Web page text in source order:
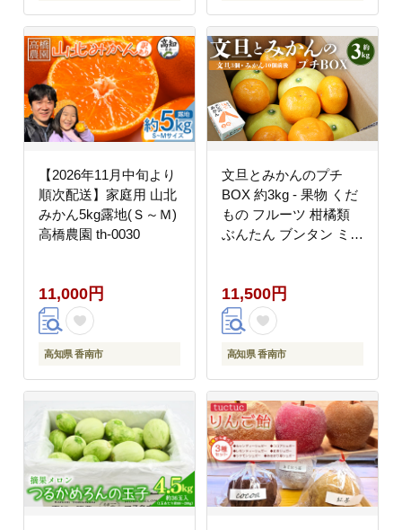
【2026年11月中旬より
順次配送】家庭用 山北
みかん5kg露地(Ｓ～Ｍ)
高橋農園 th-0030
11,000円
高知県 香南市
文旦とみかんのプチ
BOX 約3kg - 果物 くだ
もの フルーツ 柑橘類
ぶんたん ブンタン ミカ
楽しみ おいしい 特産品
ms-0088
11,500円
高知県 香南市